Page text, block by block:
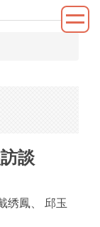
談
绣鳳、 邱玉